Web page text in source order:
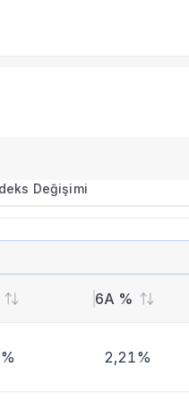
metrikleri listelenir.
benzer fonları
Değişimi
6A %
2,21%